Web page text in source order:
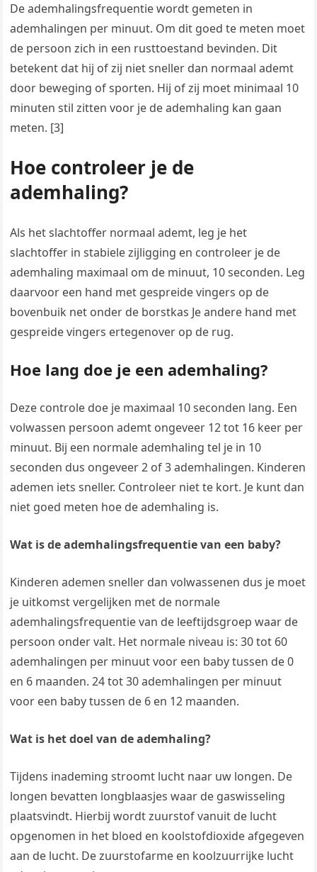
De ademhalingsfrequentie wordt gemeten in
ademhalingen per minuut. Om dit goed te meten moet
de persoon zich in een rusttoestand bevinden. Dit
betekent dat hij of zij niet sneller dan normaal ademt
door beweging of sporten. Hij of zij moet minimaal 10
minuten stil zitten voor je de ademhaling kan gaan
meten. [3]
Hoe controleer je de
ademhaling?
Als het slachtoffer normaal ademt, leg je het
slachtoffer in stabiele zijligging en controleer je de
ademhaling maximaal om de minuut, 10 seconden. Leg
daarvoor een hand met gespreide vingers op de
bovenbuik net onder de borstkas Je andere hand met
gespreide vingers ertegenover op de rug.
Hoe lang doe je een ademhaling?
Deze controle doe je maximaal 10 seconden lang. Een
volwassen persoon ademt ongeveer 12 tot 16 keer per
minuut. Bij een normale ademhaling tel je in 10
seconden dus ongeveer 2 of 3 ademhalingen. Kinderen
ademen iets sneller. Controleer niet te kort. Je kunt dan
niet goed meten hoe de ademhaling is.
Wat is de ademhalingsfrequentie van een baby?
Kinderen ademen sneller dan volwassenen dus je moet
je uitkomst vergelijken met de normale
ademhalingsfrequentie van de leeftijdsgroep waar de
persoon onder valt. Het normale niveau is: 30 tot 60
ademhalingen per minuut voor een baby tussen de 0
en 6 maanden. 24 tot 30 ademhalingen per minuut
voor een baby tussen de 6 en 12 maanden.
Wat is het doel van de ademhaling?
Tijdens inademing stroomt lucht naar uw longen. De
longen bevatten longblaasjes waar de gaswisseling
plaatsvindt. Hierbij wordt zuurstof vanuit de lucht
opgenomen in het bloed en koolstofdioxide afgegeven
aan de lucht. De zuurstofarme en koolzuurrijke lucht